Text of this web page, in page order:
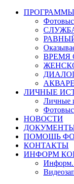
ПРОГРАММЫ
ВРЕМЯ
ЛИЧНЫЕ
Личные
НОВОСТИ
ПОМОЩЬ
КОНТАКТЫ
ИНФОРМ
Информ.